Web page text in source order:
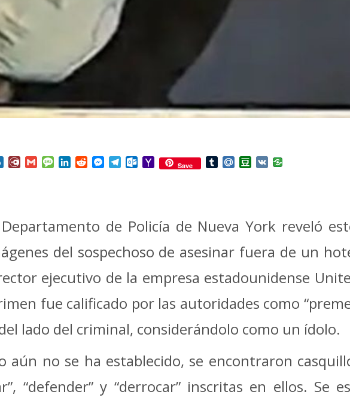
Box.netDiary.Ru
GmailMessage
LinkedIn
RedditMessenger
Telegram
Outlook.com
Yahoo
Mail
Save TumblrMail.RuDouban
VK
de Policía de Nueva York reveló
del sospechoso de asesinar fuera de un
ejecutivo de la empresa estadounidense
fue calificado por las autoridades como
lado del criminal, considerándolo como un ídolo.
no se ha establecido, se encontraron
“defender” y “derrocar” inscritas en ellos. Se